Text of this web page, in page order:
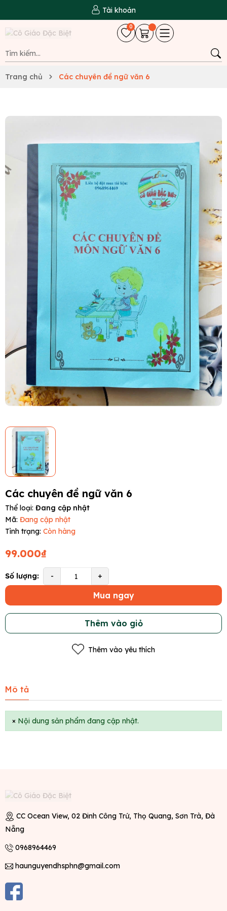
Tài khoản
0
Trang chủ Các chuyên đề ngữ văn 6
Các chuyên đề ngữ văn 6
Thể loại: Đang cập nhật
Mã: Đang cập nhật
Tình trạng: Còn hàng
99.000₫
Số lượng: - +
Mua ngay
Thêm vào giỏ
Thêm vào yêu thích
Mô tả
× Nội dung sản phẩm đang cập nhật.
CC Ocean View, 02 Đinh Công Trứ, Thọ Quang, Sơn Trà, Đà
Nẵng
0968964469
haunguyendhsphn@gmail.com